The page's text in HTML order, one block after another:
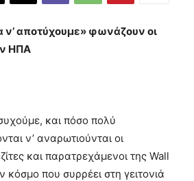
ν’ αποτύχουμε» φωνάζουν οι
ΗΠΑ
και πόσο πολύ
ν’ αναρωτιούνται οι
και παρατρεχάμενοι της Wall
κόσμο που συρρέει στη γειτονιά